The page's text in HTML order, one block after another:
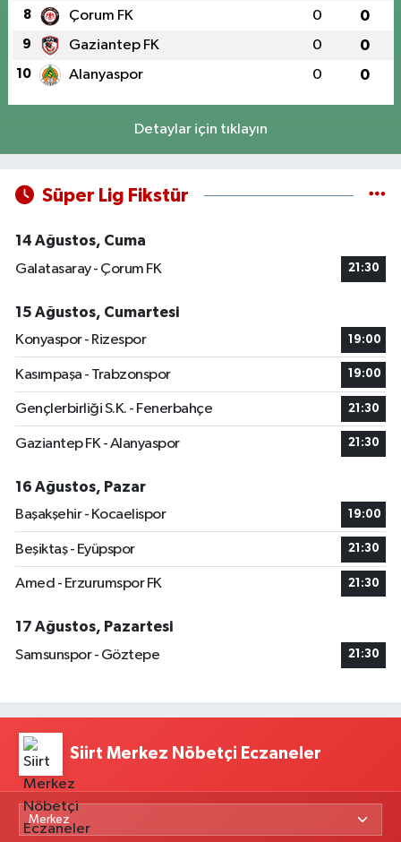
8 Çorum FK 0 0
9 Gaziantep FK 0 0
10 Alanyaspor 0 0
Detaylar için tıklayın
Süper Lig Fikstür
14 Ağustos, Cuma
Galatasaray - Çorum FK
21:30
15 Ağustos, Cumartesi
Konyaspor - Rizespor
19:00
Kasımpaşa - Trabzonspor 19:00
Gençlerbirliği S.K. - Fenerbahçe 21:30
Gaziantep FK - Alanyaspor 21:30
16 Ağustos, Pazar
Başakşehir - Kocaelispor
19:00
Beşiktaş - Eyüpspor 21:30
Amed - Erzurumspor FK 21:30
17 Ağustos, Pazartesi
Samsunspor - Göztepe
21:30
Siirt Merkez Nöbetçi Eczaneler